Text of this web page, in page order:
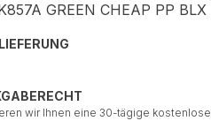
GREEN CHEAP PP BLX
wir Ihnen eine 30-tägige kostenlose